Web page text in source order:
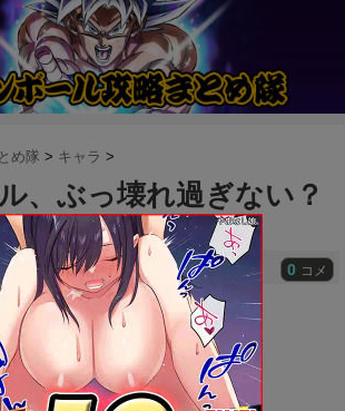
め隊 > キャラ >
、ぶっ壊れ過ぎない？
ｗｗｗ
0 コメ